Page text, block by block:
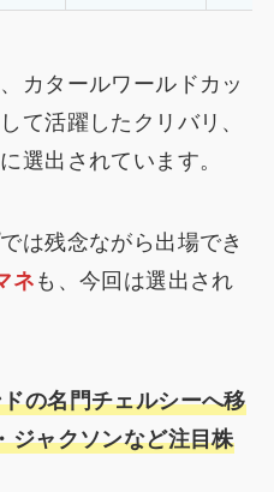
カタールワールドカッ
て活躍したクリバリ、
選出されています。
は残念ながら出場でき
ネも、今回は選出され
の名門チェルシーへ移
ジャクソンなど注目株